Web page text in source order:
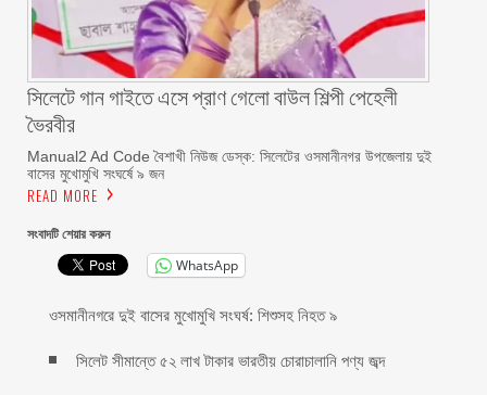
সিলেটে গান গাইতে এসে প্রাণ গেলো বাউল শিল্পী পেহেলী
ভৈরবীর
Manual2 Ad Code বৈশাখী নিউজ ডেস্ক: সিলেটের ওসমানীনগর উপজেলায় দুই
বাসের মুখোমুখি সংঘর্ষে ৯ জন
READ MORE
সংবাদটি শেয়ার করুন
WhatsApp
ওসমানীনগরে দুই বাসের মুখোমুখি সংঘর্ষ: শিশুসহ নিহত ৯
সিলেট সীমান্তে ৫২ লাখ টাকার ভারতীয় চোরাচালানি পণ্য জব্দ